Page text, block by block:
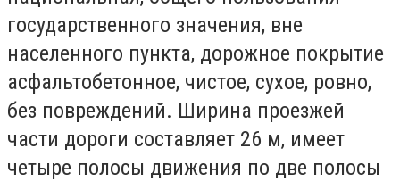
государственного значения, вне
населенного пункта, дорожное покрытие
асфальтобетонное, чистое, сухое, ровно,
без повреждений. Ширина проезжей
части дороги составляет 26 м, имеет
четыре полосы движения по две полосы